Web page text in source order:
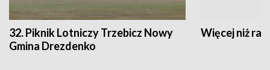
32. Piknik Lotniczy Trzebicz Nowy
Gmina Drezdenko
Więcej niż rajd